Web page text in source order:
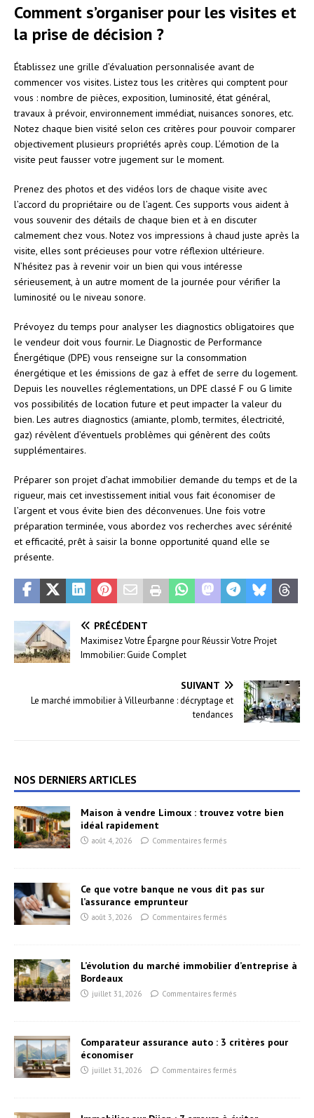
Comment s’organiser pour les visites et
la prise de décision ?
Établissez une grille d’évaluation personnalisée avant de
commencer vos visites. Listez tous les critères qui comptent pour
vous : nombre de pièces, exposition, luminosité, état général,
travaux à prévoir, environnement immédiat, nuisances sonores, etc.
Notez chaque bien visité selon ces critères pour pouvoir comparer
objectivement plusieurs propriétés après coup. L’émotion de la
visite peut fausser votre jugement sur le moment.
Prenez des photos et des vidéos lors de chaque visite avec
l’accord du propriétaire ou de l’agent. Ces supports vous aident à
vous souvenir des détails de chaque bien et à en discuter
calmement chez vous. Notez vos impressions à chaud juste après la
visite, elles sont précieuses pour votre réflexion ultérieure.
N’hésitez pas à revenir voir un bien qui vous intéresse
sérieusement, à un autre moment de la journée pour vérifier la
luminosité ou le niveau sonore.
Prévoyez du temps pour analyser les diagnostics obligatoires que
le vendeur doit vous fournir. Le Diagnostic de Performance
Énergétique (DPE) vous renseigne sur la consommation
énergétique et les émissions de gaz à effet de serre du logement.
Depuis les nouvelles réglementations, un DPE classé F ou G limite
vos possibilités de location future et peut impacter la valeur du
bien. Les autres diagnostics (amiante, plomb, termites, électricité,
gaz) révèlent d’éventuels problèmes qui génèrent des coûts
supplémentaires.
Préparer son projet d’achat immobilier demande du temps et de la
rigueur, mais cet investissement initial vous fait économiser de
l’argent et vous évite bien des déconvenues. Une fois votre
préparation terminée, vous abordez vos recherches avec sérénité
et efficacité, prêt à saisir la bonne opportunité quand elle se
présente.
PRÉCÉDENT
Maximisez Votre Épargne pour Réussir Votre Projet
Immobilier: Guide Complet
SUIVANT
Le marché immobilier à Villeurbanne : décryptage et
tendances
NOS DERNIERS ARTICLES
Maison à vendre Limoux : trouvez votre bien
idéal rapidement
août 4, 2026 Commentaires fermés
Ce que votre banque ne vous dit pas sur
l’assurance emprunteur
août 3, 2026 Commentaires fermés
L’évolution du marché immobilier d’entreprise à
Bordeaux
juillet 31, 2026 Commentaires fermés
Comparateur assurance auto : 3 critères pour
économiser
juillet 31, 2026 Commentaires fermés